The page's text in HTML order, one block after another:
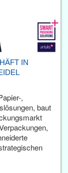
IN
,
baut